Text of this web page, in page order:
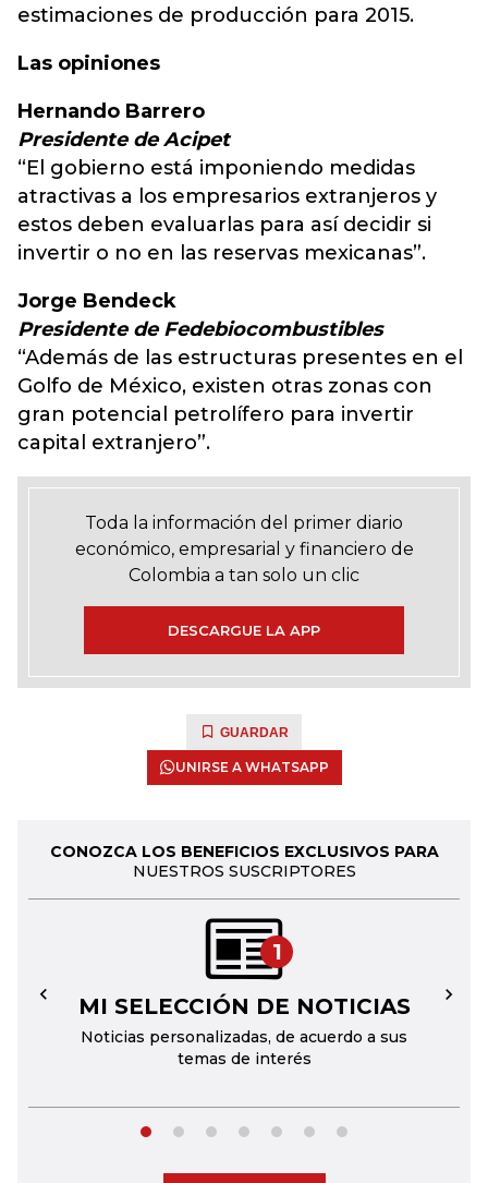
estimaciones de producción para 2015.
Las opiniones
Hernando Barrero
Presidente de Acipet
“El gobierno está imponiendo medidas
atractivas a los empresarios extranjeros y
estos deben evaluarlas para así decidir si
invertir o no en las reservas mexicanas”.
Jorge Bendeck
Presidente de Fedebiocombustibles
“Además de las estructuras presentes en el
Golfo de México, existen otras zonas con
gran potencial petrolífero para invertir
capital extranjero”.
Toda la información del primer diario
económico, empresarial y financiero de
Colombia a tan solo un clic
DESCARGUE LA APP
GUARDAR
UNIRSE A WHATSAPP
CONOZCA LOS BENEFICIOS EXCLUSIVOS PARA
NUESTROS SUSCRIPTORES
1
MI SELECCIÓN DE NOTICIAS
Noticias personalizadas, de acuerdo a sus
temas de interés
← →